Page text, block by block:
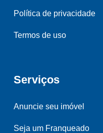
Política de privacidade
Termos de uso
Serviços
Anuncie seu imóvel
Seja um Franqueado